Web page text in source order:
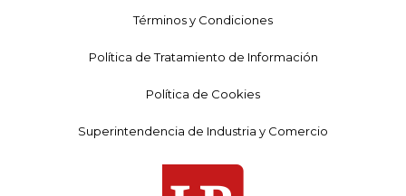
Términos y Condiciones
Política de Tratamiento de Información
Política de Cookies
Superintendencia de Industria y Comercio